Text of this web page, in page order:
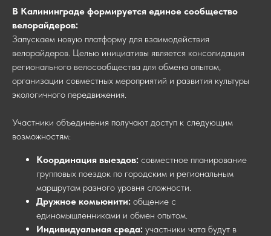
В Калининграде формируется единое сообщество
велорайдеров:
Запускаем новую платформу для взаимодействия
велорайдеров. Целью инициативы является консолидация
регионального велосообщества для обмена опытом,
организации совместных мероприятий и развития культуры
экологичного передвижения.
Участники объединения получают доступ к следующим
возможностям:
Координация выездов: совместное планирование
групповых поездок по городским и региональным
маршрутам разного уровня сложности.
Дружное комьюнити: общение с
единомышленниками и обмен опытом.
Индивидуальная среда: участники чата будут в